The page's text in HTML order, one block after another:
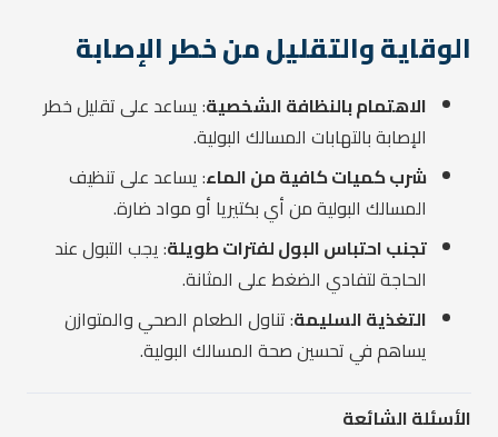
الوقاية والتقليل من خطر الإصابة
الاهتمام بالنظافة الشخصية: يساعد على تقليل خطر
الإصابة بالتهابات المسالك البولية.
شرب كميات كافية من الماء: يساعد على تنظيف
المسالك البولية من أي بكتيريا أو مواد ضارة.
تجنب احتباس البول لفترات طويلة: يجب التبول عند
الحاجة لتفادي الضغط على المثانة.
التغذية السليمة: تناول الطعام الصحي والمتوازن
يساهم في تحسين صحة المسالك البولية.
الأسئلة الشائعة